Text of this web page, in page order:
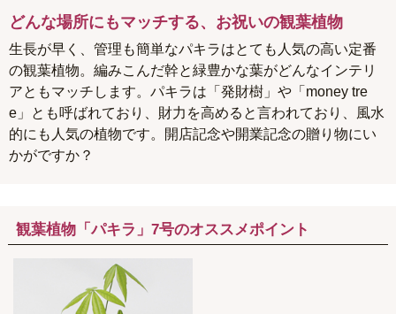
どんな場所にもマッチする、お祝いの観葉植物
生長が早く、管理も簡単なパキラはとても人気の高い定番
の観葉植物。編みこんだ幹と緑豊かな葉がどんなインテリ
アともマッチします。パキラは「発財樹」や「money tre
e」とも呼ばれており、財力を高めると言われており、風水
的にも人気の植物です。開店記念や開業記念の贈り物にい
かがですか？
観葉植物「パキラ」7号のオススメポイント